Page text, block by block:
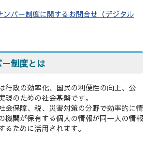
ンバー制度に関するお問合せ（デジタル
制度とは
行政の効率化、国民の利便性の向上、公
現のための社会基盤です。
会保障、税、災害対策の分野で効率的に情
機関が保有する個人の情報が同一人の情報
るために活用されます。